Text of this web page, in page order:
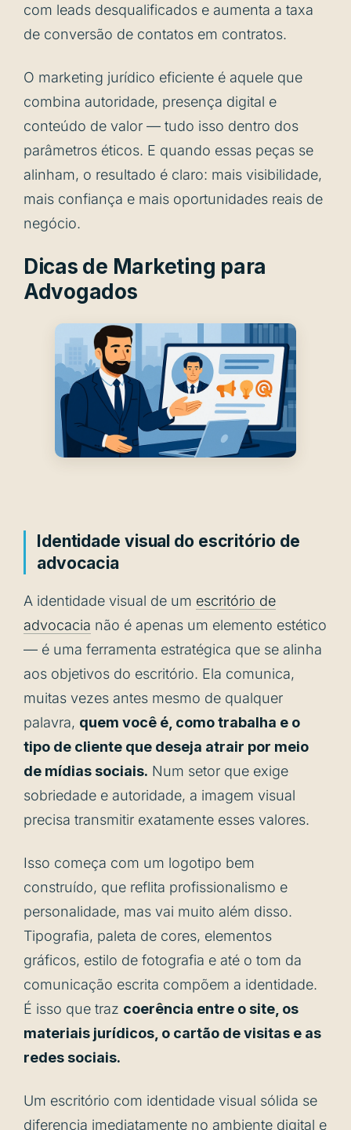
com leads desqualificados e aumenta a taxa
de conversão de contatos em contratos.
O marketing jurídico eficiente é aquele que
combina autoridade, presença digital e
conteúdo de valor — tudo isso dentro dos
parâmetros éticos. E quando essas peças se
alinham, o resultado é claro: mais visibilidade,
mais confiança e mais oportunidades reais de
negócio.
Dicas de Marketing para
Advogados
Identidade visual do escritório de
advocacia
A identidade visual de um escritório de
advocacia não é apenas um elemento estético
— é uma ferramenta estratégica que se alinha
aos objetivos do escritório. Ela comunica,
muitas vezes antes mesmo de qualquer
palavra, quem você é, como trabalha e o
tipo de cliente que deseja atrair por meio
de mídias sociais. Num setor que exige
sobriedade e autoridade, a imagem visual
precisa transmitir exatamente esses valores.
Isso começa com um logotipo bem
construído, que reflita profissionalismo e
personalidade, mas vai muito além disso.
Tipografia, paleta de cores, elementos
gráficos, estilo de fotografia e até o tom da
comunicação escrita compõem a identidade.
É isso que traz coerência entre o site, os
materiais jurídicos, o cartão de visitas e as
redes sociais.
Um escritório com identidade visual sólida se
diferencia imediatamente no ambiente digital e